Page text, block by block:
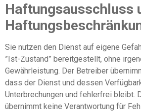
Haftungsausschluss
Sie nutzen den Dienst auf eigene
”Ist-Zustand” bereitgestellt, ohne
Gewährleistung. Der Betreiber
dass der Dienst und dessen
Unterbrechungen und fehlerfrei bleibt.
übernimmt keine Verantwortung für